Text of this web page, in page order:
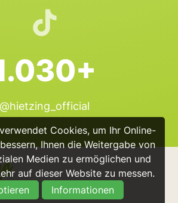
Cookies, um Ihr Online-
Ihnen die Weitergabe von
Medien zu ermöglichen und
auf dieser Website zu messen.
Informationen
@hietzing_official